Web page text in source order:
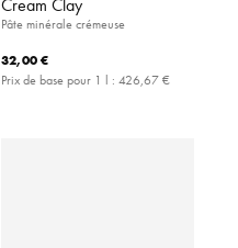
Cream Clay
Pâte minérale crémeuse
32,00 €
Prix de base pour 1 l : 426,67 €